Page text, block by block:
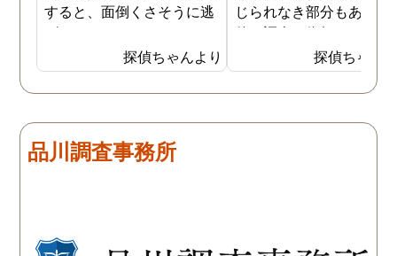
すると、面倒くさそうに逃
げてしまいました。そこで
探偵に夫の行動について調
査をしてもらうと、やはり
私の想像通り女と頻繁に会
た。さらに探偵が入手した
証拠から二人が肉体関係を
私が夫を疑うだけでは夫の
探偵ちゃんより
じられなき部分もあり、
偵に調査を依頼しました
妻は定期的に男友達と食
に出かけているため、調
日は簡単に決めることが
果、妻が男友達と食事だ
した。想像以上に妻の浮
探偵ちゃん
品川調査事務所